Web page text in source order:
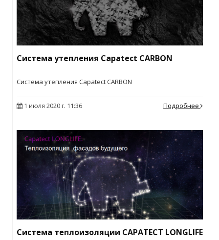
Cистема утепления Capatect CARBON
Cистема утепления Capatect CARBON
1 июля 2020 г. 11:36 Подробнее
Cистема теплоизоляции CAPATECT LONGLIFE